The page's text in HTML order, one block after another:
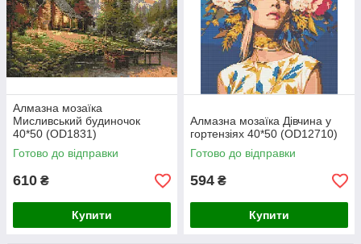
Алмазна мозаїка
Мисливський будиночок
40*50 (OD1831)
Готово до відправки
610 ₴
Купити
Алмазна мозаїка Дівчина у
гортензіях 40*50 (OD12710)
Готово до відправки
594 ₴
Купити